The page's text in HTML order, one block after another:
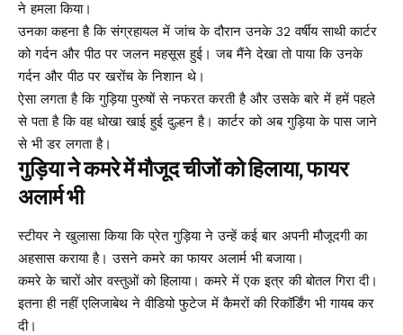
ने हमला किया।
उनका कहना है कि संग्रहायल में जांच के दौरान उनके 32 वर्षीय साथी कार्टर
को गर्दन और पीठ पर जलन महसूस हुई। जब मैंने देखा तो पाया कि उनके
गर्दन और पीठ पर खरोंच के निशान थे।
ऐसा लगता है कि गुड़िया पुरुषों से नफरत करती है और उसके बारे में हमें पहले
से पता है कि वह धोखा खाई हुई दुल्हन है। कार्टर को अब गुड़िया के पास जाने
से भी डर लगता है।
गुड़िया ने कमरे में मौजूद चीजों को हिलाया, फायर
अलार्म भी
स्टीयर ने खुलासा किया कि प्रेत गुड़िया ने उन्हें कई बार अपनी मौजूदगी का
अहसास कराया है। उसने कमरे का फायर अलार्म भी बजाया।
कमरे के चारों ओर वस्तुओं को हिलाया। कमरे में एक इत्र की बोतल गिरा दी।
इतना ही नहीं एलिजाबेथ ने वीडियो फुटेज में कैमरों की रिकॉर्डिंग भी गायब कर
दी।